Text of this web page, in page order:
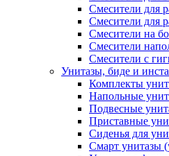
Смесители для
Смесители для
Смесители на
Смесители
Смесители с
Унитазы, биде и
Комплекты
Напольные
Подвесные
Приставные
Сиденья для
Смарт унитазы